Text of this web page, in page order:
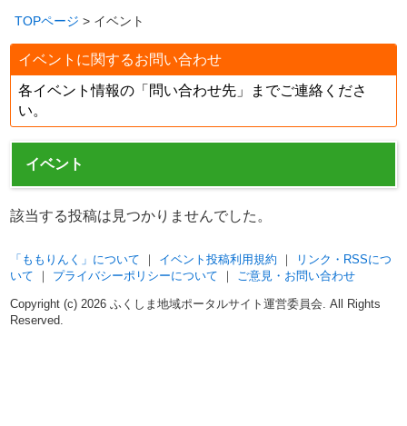
TOPページ > イベント
イベントに関するお問い合わせ
各イベント情報の「問い合わせ先」までご連絡くださ
い。
イベント
該当する投稿は見つかりませんでした。
「ももりんく」について イベント投稿利用規約
リンク・RSSにつ
いて
プライバシーポリシーについて ご意見・お問い合わせ
Copyright (c) 2026 ふくしま地域ポータルサイト運営委員会. All Rights
Reserved.